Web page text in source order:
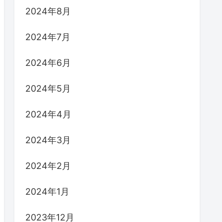
2024年8月
2024年7月
2024年6月
2024年5月
2024年4月
2024年3月
2024年2月
2024年1月
2023年12月